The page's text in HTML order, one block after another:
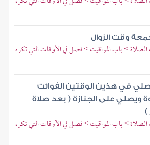
وقت الزوال
> باب المواقيت > فصل في الأوقات التي تكره
في هذين الوقتين الفوائت
ويصلي على الجنازة ( بعد صلاة
)
> باب المواقيت > فصل في الأوقات التي تكره